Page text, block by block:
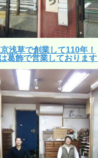
浅草で創業して110年！
葛飾で営業しております